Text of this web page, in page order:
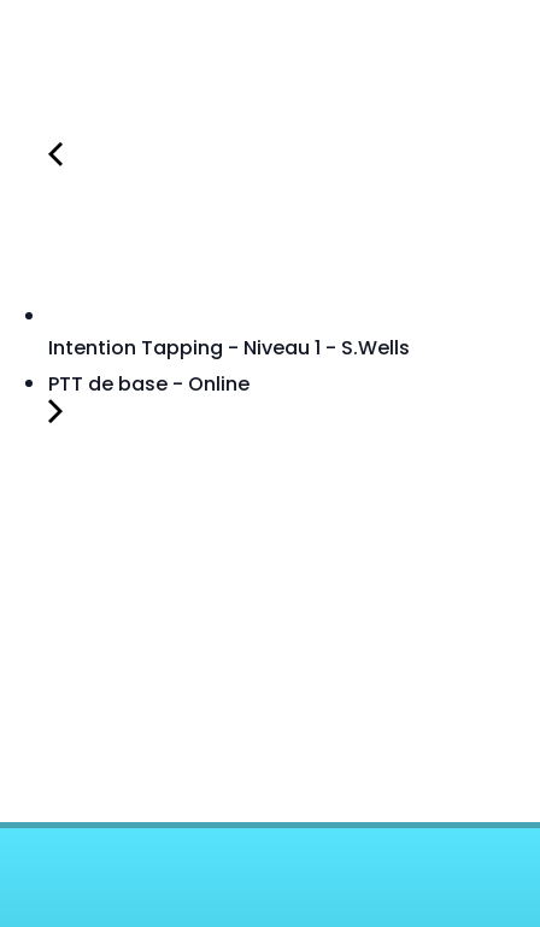
Intention Tapping - Niveau 1 - S.Wells
PTT de base - Online